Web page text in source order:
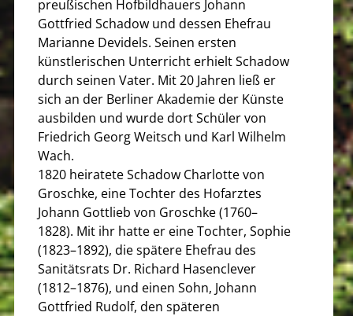
preußischen Hofbildhauers Johann
Gottfried Schadow und dessen Ehefrau
Marianne Devidels. Seinen ersten
künstlerischen Unterricht erhielt Schadow
durch seinen Vater. Mit 20 Jahren ließ er
sich an der Berliner Akademie der Künste
ausbilden und wurde dort Schüler von
Friedrich Georg Weitsch und Karl Wilhelm
Wach.
1820 heiratete Schadow Charlotte von
Groschke, eine Tochter des Hofarztes
Johann Gottlieb von Groschke (1760–
1828). Mit ihr hatte er eine Tochter, Sophie
(1823–1892), die spätere Ehefrau des
Sanitätsrats Dr. Richard Hasenclever
(1812–1876), und einen Sohn, Johann
Gottfried Rudolf, den späteren